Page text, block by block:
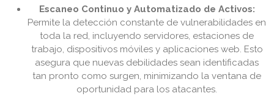
Escaneo Continuo y Automatizado de Activos:
Permite la detección constante de vulnerabilidades en
toda la red, incluyendo servidores, estaciones de
trabajo, dispositivos móviles y aplicaciones web. Esto
asegura que nuevas debilidades sean identificadas
tan pronto como surgen, minimizando la ventana de
oportunidad para los atacantes.